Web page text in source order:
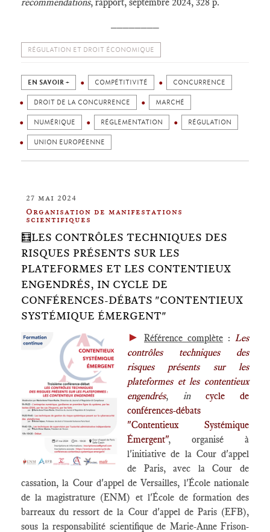
RÉGULATION ET DROIT ÉCONOMIQUE
EN SAVOIR + COMPÉTITIVITÉ CONCURRENCE
DROIT DE LA CONCURRENCE MARCHÉ
NUMÉRIQUE RÉGLEMENTATION RÉGULATION
UNION EUROPÉENNE
27 mai 2024
Organisation de manifestations
scientifiques
🧮LES CONTRÔLES TECHNIQUES DES
RISQUES PRÉSENTS SUR LES
PLATEFORMES ET LES CONTENTIEUX
ENGENDRÉS, IN CYCLE DE
CONFÉRENCES-DÉBATS "CONTENTIEUX
SYSTÉMIQUE ÉMERGENT"
► Référence complète : Les
contrôles techniques des
risques présents sur les
plateformes et les contentieux
engendrés, in
cycle de
conférences-débats
"Contentieux Systémique
Émergent", organisé à
l'initiative de la Cour d'appel
de Paris, avec la Cour de
cassation, la Cour d'appel de Versailles, l'École nationale
de la magistrature (ENM) et l'École de formation des
barreaux du ressort de la Cour d'appel de Paris (EFB),
sous la responsabilité scientifique de Marie-Anne Frison-